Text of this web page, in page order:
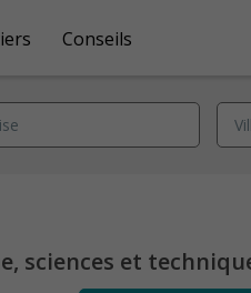
Conseils
sciences et